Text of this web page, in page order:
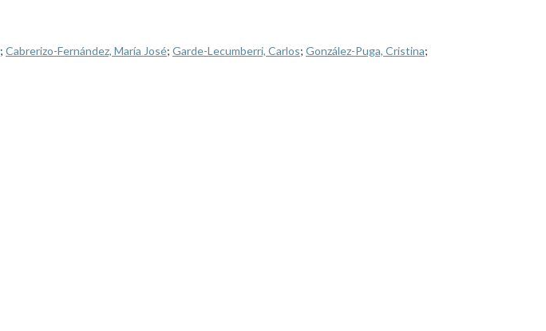
; Cabrerizo-Fernández, María José; Garde-Lecumberri, Carlos; González-Puga, Cristina;